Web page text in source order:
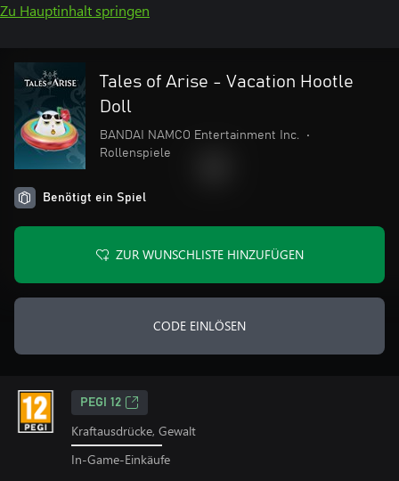
Zu Hauptinhalt springen
Tales of Arise - Vacation Hootle
Doll
BANDAI NAMCO Entertainment Inc.
•
Rollenspiele
Benötigt ein Spiel
ZUR WUNSCHLISTE HINZUFÜGEN
CODE EINLÖSEN
PEGI 12
Kraftausdrücke, Gewalt
In-Game-Einkäufe